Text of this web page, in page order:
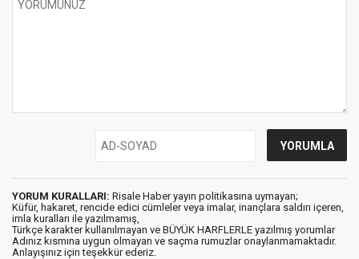
YORUM KURALLARI: Risale Haber yayın politikasına uymayan;
Küfür, hakaret, rencide edici cümleler veya imalar, inançlara saldırı içeren,
imla kuralları ile yazılmamış,
Türkçe karakter kullanılmayan ve BÜYÜK HARFLERLE yazılmış yorumlar
Adınız kısmına uygun olmayan ve saçma rumuzlar onaylanmamaktadır.
Anlayışınız için teşekkür ederiz.